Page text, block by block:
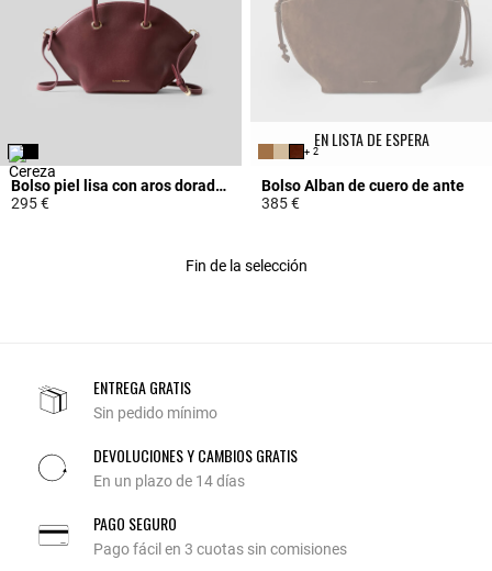
Bolso piel lisa con aros dorados
295 €
EN LISTA DE ESPERA
+ 2
Bolso Alban de cuero de ante
385 €
Fin de la selección
ENTREGA GRATIS
Sin pedido mínimo
DEVOLUCIONES Y CAMBIOS GRATIS
En un plazo de 14 días
PAGO SEGURO
Pago fácil en 3 cuotas sin comisiones